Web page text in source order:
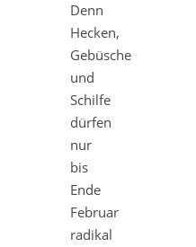
Denn
Hecken,
Gebüsche
und
Schilfe
dürfen
nur
bis
Ende
Februar
radikal